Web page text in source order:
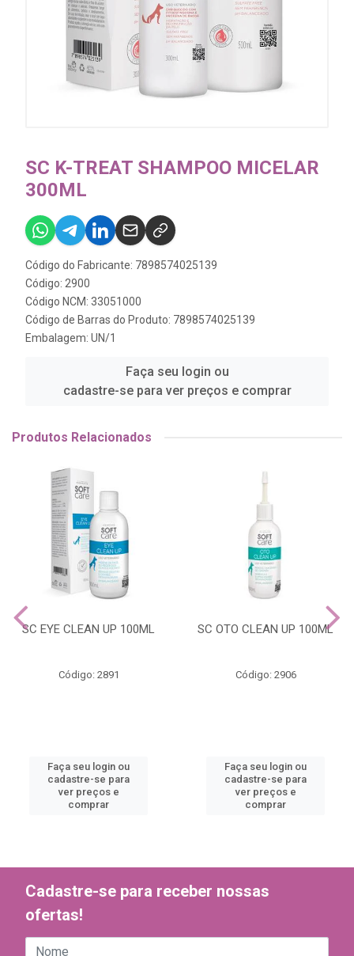
SC K-TREAT SHAMPOO MICELAR
300ML
Código do Fabricante: 7898574025139
Código: 2900
Código NCM: 33051000
Código de Barras do Produto: 7898574025139
Embalagem: UN/1
Faça seu login ou
cadastre-se para ver preços e comprar
Produtos Relacionados
SC EYE CLEAN UP 100ML
Código: 2891
Faça seu login ou
cadastre-se para
ver preços e
comprar
SC OTO CLEAN UP 100ML
Código: 2906
Faça seu login ou
cadastre-se para
ver preços e
comprar
Cadastre-se para receber nossas
ofertas!